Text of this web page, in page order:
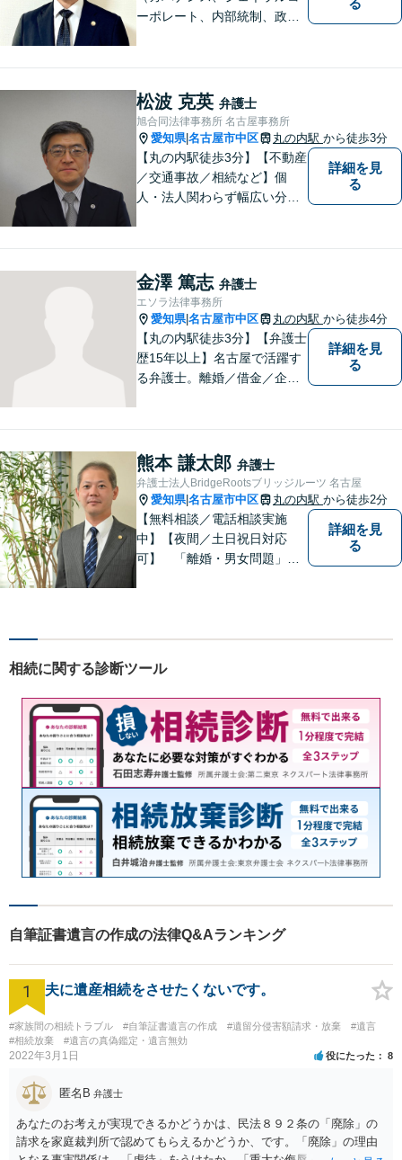
ーポレート、内部統制、政策
ど。個人・法人問わず、初め
ての方でもまずはご相談下さ
い。【ビデオ面談・メール相
談対応】
松波 克英 弁護士
旭合同法律事務所 名古屋事務所
愛知県|名古屋市中区 丸の内駅 から徒歩3分
【丸の内駅徒歩3分】【不動産
／交通事故／相続など】個
人・法人関わらず幅広い分野
様のお望みの解決に導きま
す。まずはお気軽にご相談く
ださい！【完全個室対応】
詳細を見
る
金澤 篤志 弁護士
エソラ法律事務所
愛知県|名古屋市中区 丸の内駅 から徒歩4分
【丸の内駅徒歩3分】【弁護士
歴15年以上】名古屋で活躍す
る弁護士。離婚／借金／企業
談ください。皆様の明るい未
来のため、日々精進して参り
ます。
詳細を見
る
熊本 謙太郎 弁護士
弁護士法人BridgeRootsブリッジルーツ 名古屋
愛知県|名古屋市中区 丸の内駅 から徒歩2分
【無料相談／電話相談実施
中】【夜間／土日祝日対応
可】 「離婚・男女問題」
弁護士と事務職員が力を合わ
していただけるようサポート
いたします！
詳細を見
る
相続に関する診断ツール
自筆証書遺言の作成の法律Q&Aランキング
1 夫に遺産相続をさせたくないです。
#家族間の相続トラブル #自筆証書遺言の作成 #遺留分侵害額請求・放棄
#遺言
#相続放棄
#遺言の真偽鑑定・遺言無効
2022年3月1日 役にたった 8
匿名B 弁護士
あなたのお考えが実現できるかどうかは、民法８９２条の「廃除」の
請求を家庭裁判所で認めてもらえるかどうか、です。「廃除」の理由